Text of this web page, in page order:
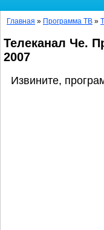
Главная » Программа ТВ »
Телеканал Че.
2007
Извините,